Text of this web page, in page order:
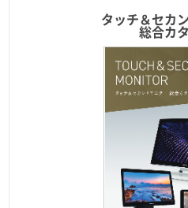
タッチ＆セカ
総合カ